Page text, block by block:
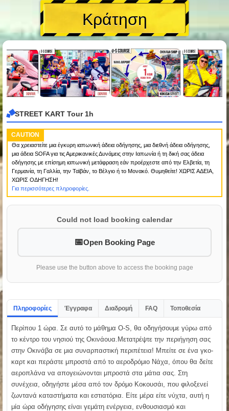
Κράτηση
STREET KART Tour 1h
CAUTION
Θα χρειαστείτε μια έγκυρη ιαπωνική άδεια οδήγησης, μια διεθνή άδεια οδήγησης,
μια άδεια SOFA για τις Αμερικανικές Δυνάμεις στην Ιαπωνία ή τη δική σας άδεια
οδήγησης με επίσημη ιαπωνική μετάφραση εάν προέρχεστε από την Ελβετία, τη
Γερμανία, τη Γαλλία, την Ταϊβάν, το Βέλγιο ή το Μονακό. Θυμηθείτε! ΧΩΡΙΣ ΑΔΕΙΑ,
ΧΩΡΙΣ ΟΔΗΓΗΣΗ!
Για περισσότερες πληροφορίες.
Could not load booking calendar
Open Booking Page
Please use the button above to access the booking page
Πληροφορίες Έγγραφα Διαδρομή FAQ Τοποθεσία
Περίπου 1 ώρα. Σε αυτό το μάθημα O-S, θα οδηγήσουμε γύρω από
το κέντρο του νησιού της Οκινάουα.Μετατρέψτε την περιήγηση σας
στην Οκινάβα σε μια συναρπαστική περιπέτεια! Μπείτε σε ένα γκο-
καρτ και περάστε μπροστά από το αεροδρόμιο Νάχα, όπου θα δείτε
αεροπλάνα να απογειώνονται μπροστά στα μάτια σας. Στη
συνέχεια, οδηγήστε μέσα από τον δρόμο Κοκουσάι, που φιλοξενεί
ζωντανά καταστήματα και εστιατόρια. Είτε μέρα είτε νύχτα, αυτή η
μία ώρα οδήγησης είναι γεμάτη ενέργεια, ενθουσιασμό και